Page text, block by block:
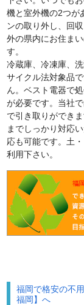
機と室外機の2つが
ンの取り外し、回
外の県内にお住ま
す。
冷蔵庫、冷凍庫、
サイクル法対象品
ん。ベスト電器で
が必要です。当社
で引き取りができ
までしっかり対応
応も可能です。土
利用下さい。
福岡で格安の不
福岡】へ